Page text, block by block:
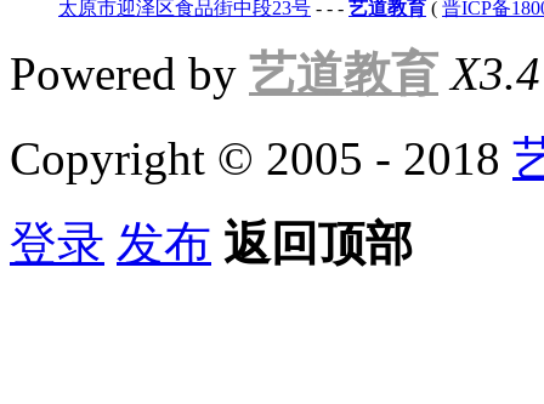
太原市迎泽区食品街中段23号 - - - 艺道教育 ( 晋ICP备
Powered by 艺道教育 X3.4
Copyright © 2005 - 2018
登录 发布 返回顶部